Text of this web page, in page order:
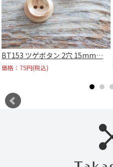
BT153 ツゲボタン 2穴 15mm…
価格：75円(税込)